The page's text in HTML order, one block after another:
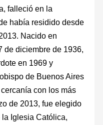
falleció en la
había residido desde
Nacido en
de diciembre de 1936,
en 1969 y
de Buenos Aires
con los más
de 2013, fue elegido
Iglesia Católica,